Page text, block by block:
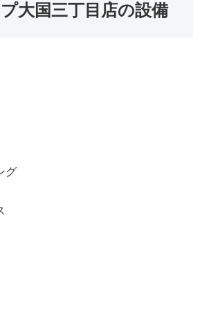
大国三丁目店の設備
グ